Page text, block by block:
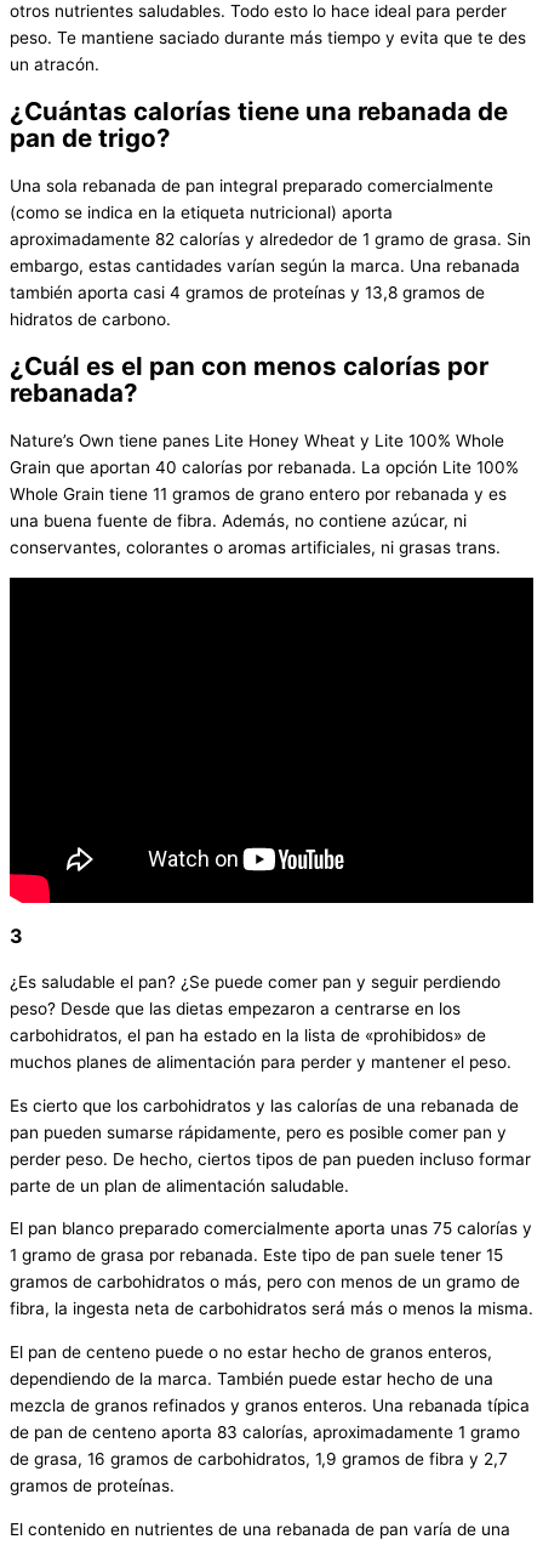
otros nutrientes saludables. Todo esto lo hace ideal para perder
peso. Te mantiene saciado durante más tiempo y evita que te des
un atracón.
¿Cuántas calorías tiene una rebanada de
pan de trigo?
Una sola rebanada de pan integral preparado comercialmente
(como se indica en la etiqueta nutricional) aporta
aproximadamente 82 calorías y alrededor de 1 gramo de grasa. Sin
embargo, estas cantidades varían según la marca. Una rebanada
también aporta casi 4 gramos de proteínas y 13,8 gramos de
hidratos de carbono.
¿Cuál es el pan con menos calorías por
rebanada?
Nature’s Own tiene panes Lite Honey Wheat y Lite 100% Whole
Grain que aportan 40 calorías por rebanada. La opción Lite 100%
Whole Grain tiene 11 gramos de grano entero por rebanada y es
una buena fuente de fibra. Además, no contiene azúcar, ni
conservantes, colorantes o aromas artificiales, ni grasas trans.
3
¿Es saludable el pan? ¿Se puede comer pan y seguir perdiendo
peso? Desde que las dietas empezaron a centrarse en los
carbohidratos, el pan ha estado en la lista de «prohibidos» de
muchos planes de alimentación para perder y mantener el peso.
Es cierto que los carbohidratos y las calorías de una rebanada de
pan pueden sumarse rápidamente, pero es posible comer pan y
perder peso. De hecho, ciertos tipos de pan pueden incluso formar
parte de un plan de alimentación saludable.
El pan blanco preparado comercialmente aporta unas 75 calorías y
1 gramo de grasa por rebanada. Este tipo de pan suele tener 15
gramos de carbohidratos o más, pero con menos de un gramo de
fibra, la ingesta neta de carbohidratos será más o menos la misma.
El pan de centeno puede o no estar hecho de granos enteros,
dependiendo de la marca. También puede estar hecho de una
mezcla de granos refinados y granos enteros. Una rebanada típica
de pan de centeno aporta 83 calorías, aproximadamente 1 gramo
de grasa, 16 gramos de carbohidratos, 1,9 gramos de fibra y 2,7
gramos de proteínas.
El contenido en nutrientes de una rebanada de pan varía de una